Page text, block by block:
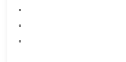
0
0
0